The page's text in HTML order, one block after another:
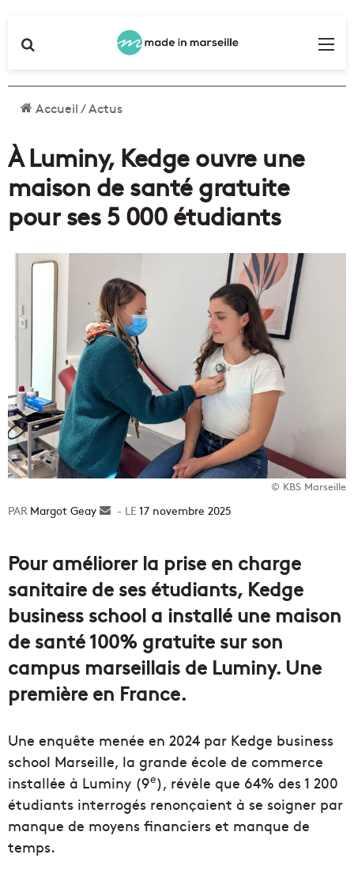
Accueil/Actus
À Luminy, Kedge ouvre une
maison de santé gratuite
pour ses 5 000 étudiants
© KBS Marseille
Margot Geay
Envoyer17 novembre 2025
Pour améliorer la prise en charge
sanitaire de ses étudiants, Kedge
business school a installé une maison
de santé 100% gratuite sur son
campus marseillais de Luminy. Une
première en France.
Une enquête menée en 2024 par Kedge business
school Marseille, la grande école de commerce
installée à Luminy (9e), révèle que 64% des 1 200
étudiants interrogés renonçaient à se soigner par
manque de moyens financiers et manque de
temps.